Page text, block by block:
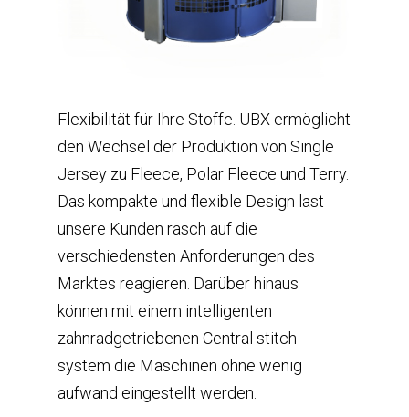
Flexibilität für Ihre Stoffe. UBX ermöglicht
den Wechsel der Produktion von Single
Jersey zu Fleece, Polar Fleece und Terry.
Das kompakte und flexible Design last
unsere Kunden rasch auf die
verschiedensten Anforderungen des
Marktes reagieren. Darüber hinaus
können mit einem intelligenten
zahnradgetriebenen Central stitch
system die Maschinen ohne wenig
aufwand eingestellt werden.